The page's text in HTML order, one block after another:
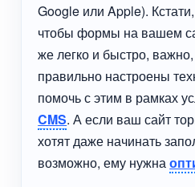
Google или Apple).
чтобы формы на вашем
же легко и быстро,
правильно настроены
помочь с этим в рамках
CMS. А если ваш сайт
хотят даже начинать
возможно, ему нужна